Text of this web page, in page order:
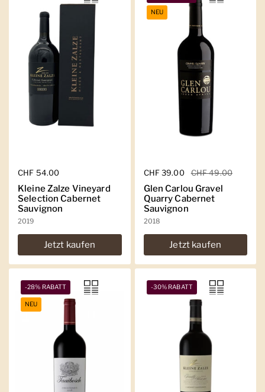
Regulärer Preis
CHF 54.00
Kleine Zalze Vineyard
Selection Cabernet
Sauvignon
2019
Jetzt kaufen
Regulärer Preis
CHF 39.00 Sale-Preis
CHF 49.00
Glen Carlou Gravel
Quarry Cabernet
Sauvignon
2018
Jetzt kaufen
NEU
-28% RABATT
NEU
-30% RABATT